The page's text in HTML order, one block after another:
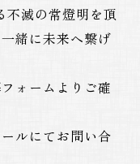
不滅の常燈明を頂
緒に未来へ繋げ
ォームよりご確
ルにてお問い合